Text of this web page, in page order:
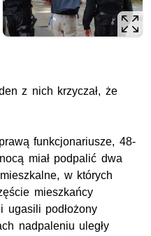
z nich krzyczał, że
funkcjonariusze, 48-
miał podpalić dwa
w których
mieszkańcy
ugasili podłożony
nadpaleniu uległy